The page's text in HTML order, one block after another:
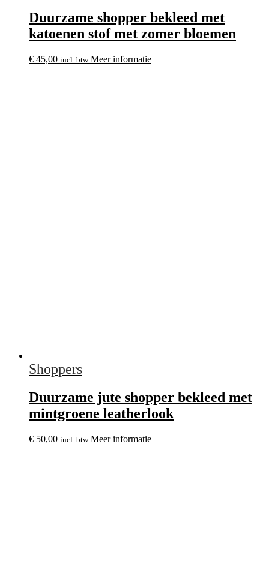
Duurzame shopper bekleed met
katoenen stof met zomer bloemen
€ 45,00 incl. btw Meer informatie
Shoppers
Duurzame jute shopper bekleed met
mintgroene leatherlook
€ 50,00 incl. btw Meer informatie